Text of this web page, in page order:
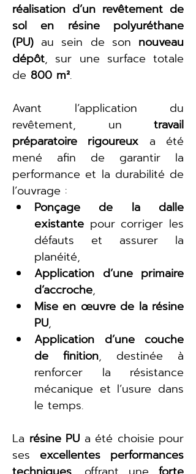
réalisation d’un revêtement de
sol en résine polyuréthane
(PU) au sein de son nouveau
dépôt, sur une surface totale
de 800 m².
Avant l’application du
revêtement, un travail
préparatoire rigoureux a été
mené afin de garantir la
performance et la durabilité de
l’ouvrage :
Ponçage de la dalle
existante pour corriger les
défauts et assurer la
planéité,
Application d’une primaire
d’accroche,
Mise en œuvre de la résine
PU,
Application d’une couche
de finition, destinée à
renforcer la résistance
mécanique et l’usure dans
le temps.
La résine PU a été choisie pour
ses excellentes performances